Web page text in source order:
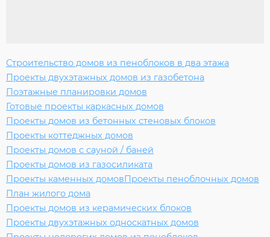
Строительство домов из пеноблоков в два этажа
Проекты двухэтажных домов из газобетона
Поэтажные планировки домов
Готовые проекты каркасных домов
Проекты домов из бетонных стеновых блоков
Проекты коттеджных домов
Проекты домов с сауной / баней
Проекты домов из газосиликата
Проекты каменных домовПроекты пеноблочных домов
План жилого дома
Проекты домов из керамических блоков
Проекты двухэтажных односкатных домов